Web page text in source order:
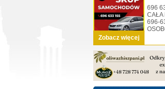
Zobacz więcej
696
CAŁA
696-